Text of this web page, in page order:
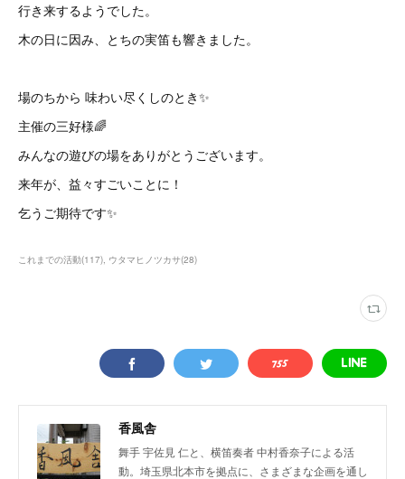
行き来するようでした。
木の日に因み、とちの実笛も響きました。
場のちから 味わい尽くしのとき✨
主催の三好様🌈
みんなの遊びの場をありがとうございます。
来年が、益々すごいことに！
乞うご期待です✨
これまでの活動(117) ウタマヒノツカサ(28)
香風舎
舞手 宇佐見 仁と、横笛奏者 中村香奈子による活
動。埼玉県北本市を拠点に、さまざまな企画を通し